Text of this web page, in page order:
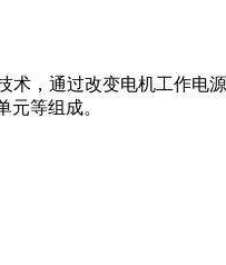
术，通过改变电机工作
等组成。